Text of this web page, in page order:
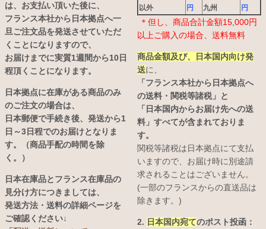
は、お支払い頂いた後に、
フランス本社から日本拠点へ一
旦ご注文品を発送させていただ
くことになりますので、
お届けまでに実質1週間から10日
程頂くことになります。
日本拠点に在庫がある商品のみ
のご注文の場合は、
日本郵便で手続き後、発送から1
日～3日程でのお届けとなりま
す。（商品手配の時間を除
く。）
日本在庫品とフランス在庫品の
見分け方につきましては、
発送方法・送料の詳細ページを
ご確認ください↓
以外
円
九州
円
＊但し、商品合計金額15,000円
以上ご購入の場合、送料無料
商品金額及び、日本国内向け発
送に、
「フランス本社から日本拠点へ
の送料・関税等諸税」と
「日本国内からお届け先への送
料」すべてが含まれておりま
す。
関税等諸税は日本拠点にて支払
いますので、お届け時に別途請
求されることはございません。
(一部のフランスからの直送品は
除きます。)
2. 日本国内宛てのポスト投函：